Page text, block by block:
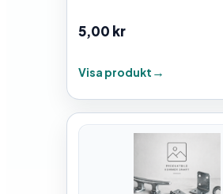
5,00 kr
Visa produkt